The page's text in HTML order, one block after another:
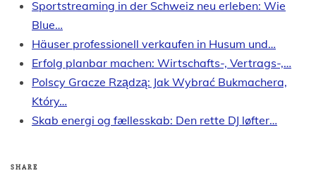
Sportstreaming in der Schweiz neu erleben: Wie
Blue…
Häuser professionell verkaufen in Husum und…
Erfolg planbar machen: Wirtschafts-, Vertrags-,…
Polscy Gracze Rządzą: Jak Wybrać Bukmachera,
Który…
Skab energi og fællesskab: Den rette DJ løfter…
SHARE